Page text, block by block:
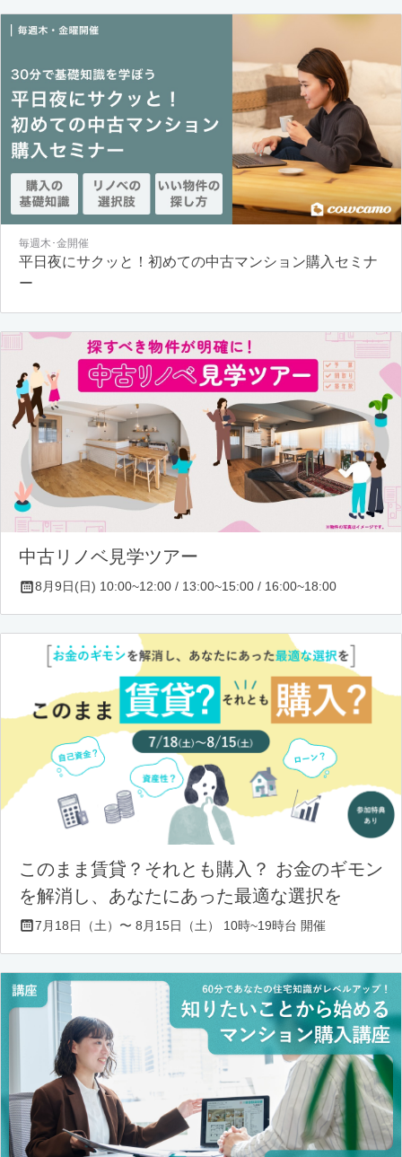
毎週木･金開催
平日夜にサクッと！初めての中古マンション購入セミナ
ー
中古リノベ見学ツアー
8月9日(日) 10:00~12:00 / 13:00~15:00 / 16:00~18:00
このまま賃貸？それとも購入？ お金のギモン
を解消し、あなたにあった最適な選択を
7月18日（土）〜 8月15日（土） 10時~19時台 開催